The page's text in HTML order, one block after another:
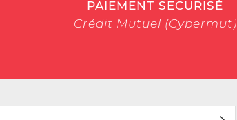
PAIEMENT SECURISÉ
Crédit Mutuel (Cybermut)